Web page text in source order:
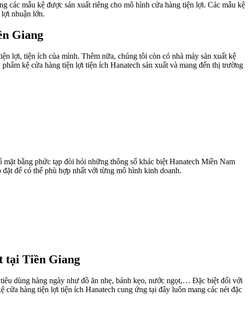
các mẫu kệ được sản xuất riêng cho mô hình cửa hàng tiện lợi. Các mẫu kệ
nhuận lớn.
Giang
lợi, tiện ích của mình. Thêm nữa, chúng tôi còn có nhà máy sản xuất kệ
kệ cửa hàng tiện lợi tiện ích Hanatech sản xuất và mang đến thị trường
bằng phức tạp đòi hỏi những thông số khác biệt Hanatech Miền Nam
để có thể phù hợp nhất với từng mô hình kinh doanh.
tại Tiền Giang
dùng hàng ngày như đồ ăn nhẹ, bánh kẹo, nước ngọt,… Đặc biệt đối với
hàng tiện lợi tiện ích Hanatech cung ứng tại đây luôn mang các nét đặc